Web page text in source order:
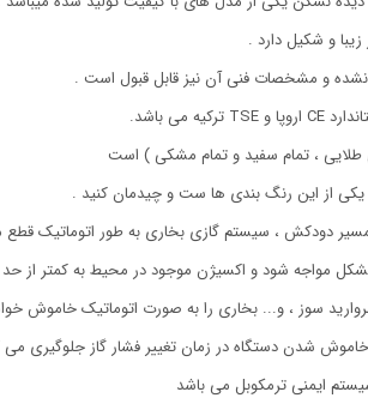
و شکیل دارد .
و مشخصات فنی آن نیز قابل قبول است .
، تمام سفید و تمام مشکی ) است
با یکی از این رنگ بندی ها ست و چیدمان کنید .
مسیر دودکش ، سیستم گازی بخاری به طور اتوماتیک
سوز ، و.‌.. بخاری را به صورت اتوماتیک خاموش